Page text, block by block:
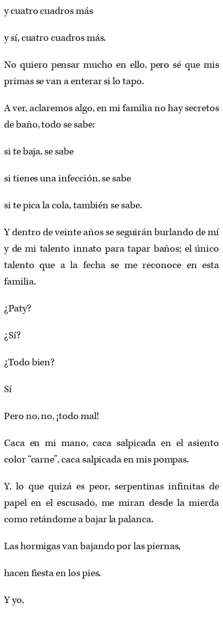
y cuatro cuadros más
y sí, cuatro cuadros más.
No quiero pensar mucho en ello, pero sé que mis
primas se van a enterar si lo tapo.
A ver, aclaremos algo, en mi familia no hay secretos
de baño, todo se sabe:
si te baja, se sabe
si tienes una infección, se sabe
si te pica la cola, también se sabe.
Y dentro de veinte años se seguirán burlando de mí
y de mi talento innato para tapar baños; el único
talento que a la fecha se me reconoce en esta
familia.
¿Paty?
¿Sí?
¿Todo bien?
Sí
Pero no, no, ¡todo mal!
Caca en mi mano, caca salpicada en el asiento
color “carne”, caca salpicada en mis pompas.
Y, lo que quizá es peor, serpentinas infinitas de
papel en el escusado, me miran desde la mierda
como retándome a bajar la palanca.
Las hormigas van bajando por las piernas,
hacen fiesta en los pies.
Y yo,